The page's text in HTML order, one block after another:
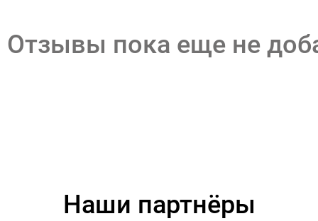
Отзывы пока еще не
Наши партнёры